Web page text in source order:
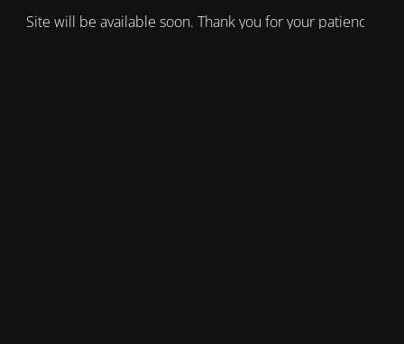
Site will be available soon. Thank you for your patience!